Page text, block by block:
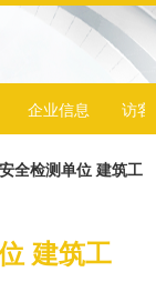
企业信息 访客
全检测单位 建筑工
建筑工